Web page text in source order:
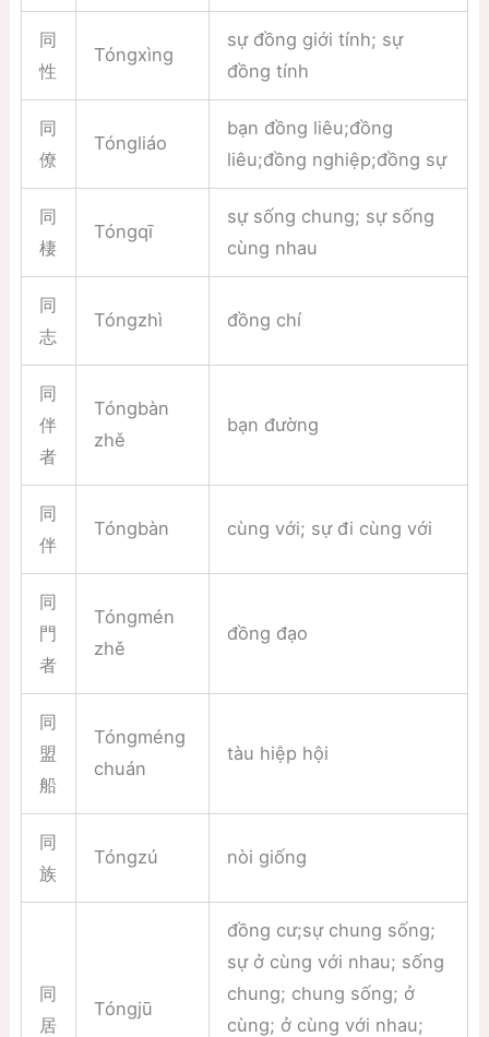
同
性
Tóngxìng
sự đồng giới tính; sự
đồng tính
同
僚
Tóngliáo
bạn đồng liêu;đồng
liêu;đồng nghiệp;đồng sự
同
棲
Tóngqī
sự sống chung; sự sống
cùng nhau
同
志
Tóngzhì đồng chí
同
伴
者
Tóngbàn
zhě
bạn đường
同
伴
Tóngbàn cùng với; sự đi cùng với
同
門
者
Tóngmén
zhě
đồng đạo
同
盟
船
Tóngméng
chuán
tàu hiệp hội
同
族
Tóngzú nòi giống
同
居
Tóngjū
đồng cư;sự chung sống;
sự ở cùng với nhau; sống
chung; chung sống; ở
cùng; ở cùng với nhau;